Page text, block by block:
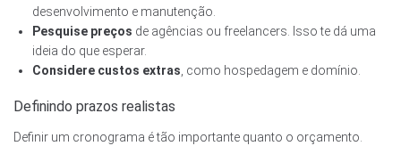
desenvolvimento e manutenção.
Pesquise preços de agências ou freelancers. Isso te dá uma
ideia do que esperar.
Considere custos extras , como hospedagem e domínio.
Definindo prazos realistas
Definir um cronograma é tão importante quanto o orçamento.